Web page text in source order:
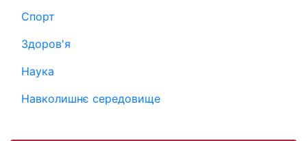
Спорт
Здоров'я
Наука
Навколишнє середовище